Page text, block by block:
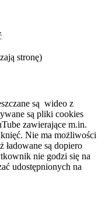
stronę)
są wideo z
są pliki cookies
zawierające m.in.
Nie ma możliwości
ładowane są dopiero
nie godzi się na
udostępnionych na